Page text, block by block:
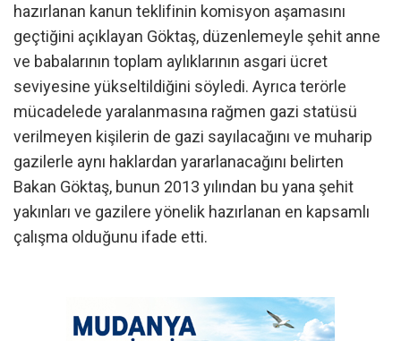
hazırlanan kanun teklifinin komisyon aşamasını
geçtiğini açıklayan Göktaş, düzenlemeyle şehit anne
ve babalarının toplam aylıklarının asgari ücret
seviyesine yükseltildiğini söyledi. Ayrıca terörle
mücadelede yaralanmasına rağmen gazi statüsü
verilmeyen kişilerin de gazi sayılacağını ve muharip
gazilerle aynı haklardan yararlanacağını belirten
Bakan Göktaş, bunun 2013 yılından bu yana şehit
yakınları ve gazilere yönelik hazırlanan en kapsamlı
çalışma olduğunu ifade etti.